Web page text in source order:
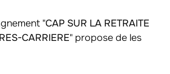
"CAP SUR LA RETRAITE
CARRIERE" propose de les